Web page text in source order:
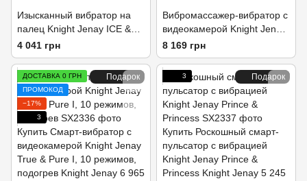
Изысканный вибратор на
палец Knight Jenay ICE &
FIRE, лубрикант в
комплекте
4 041 грн
Вибромассажер-вибратор с
видеокамерой Knight Jenay
True & Pure ll, 2 мотора,
подогрев
8 169 грн
Подарок
ДОСТАВКА 0 ГРН
ПРОМОКОД
−17%
3
Подарок
3